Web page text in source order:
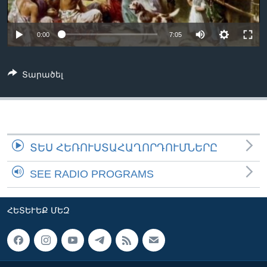
Լեզուներ
0:00 7:05
Տարածել
ՏԵՍ ՀԵՌՈՒՍՏԱՀԱՂՈՐԴՈՒՄՆԵՐԸ
SEE RADIO PROGRAMS
ՀԵՏԵՒԵՔ ՄԵԶ